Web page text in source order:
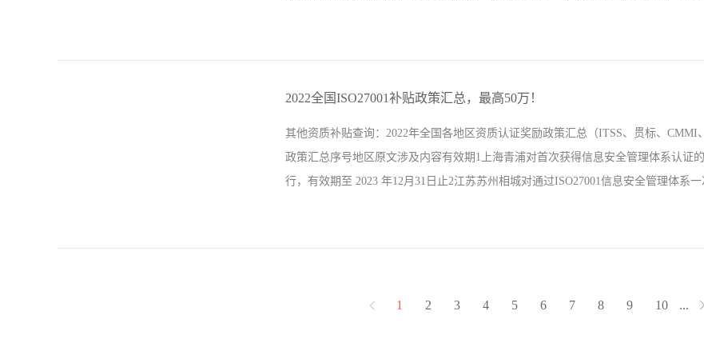
的，如果有哪个认证机构说可以完全不到现场，那么企业就要多斟酌考虑，多方面
越信任，现场审核的时间可以安排得越少，但不可能绝对地信任，也就是一点现场
会认为认证机构偷工减料，如果企业确实存在问题，他们会出巨额罚单，甚至停牌
体系覆盖范围和过程是否有缺失? 2、体系是否建立、实施、保持和...
2022全国ISO27001补贴政策汇总，最高50万！
其他资质补贴查询：2022年全国各地区资质认证奖励政策汇总（ITSS、贯标、CMMI
政策汇总序号地区原文涉及内容有效期1上海青浦对首次获得信息安全管理体系认证
行，有效期至 2023 年12月31日止2江苏苏州相城对通过ISO27001信息安全管理体系
[2010]56号文件同时废止5浙江杭州临平对通过信息安全管理体系权威机构认证的企
1 2 3 4 5 6 7 8 9 10 ...